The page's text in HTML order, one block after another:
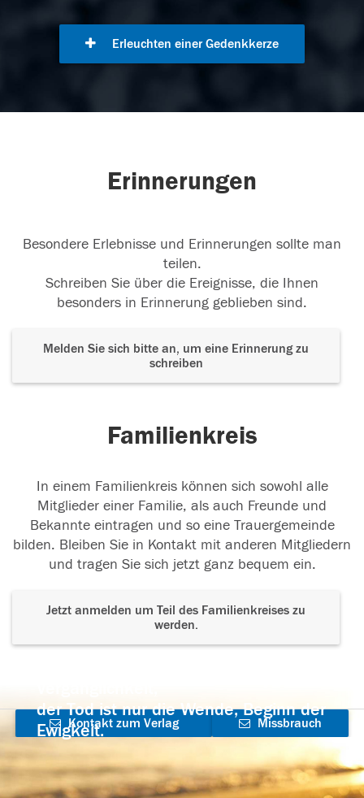
Erleuchten einer Gedenkkerze
Erinnerungen
Besondere Erlebnisse und Erinnerungen sollte man
teilen.
Schreiben Sie über die Ereignisse, die Ihnen
besonders in Erinnerung geblieben sind.
Melden Sie sich bitte an, um eine Erinnerung zu
schreiben
Familienkreis
In einem Familienkreis können sich sowohl alle
Mitglieder einer Familie, als auch Freunde und
Bekannte eintragen und so eine Trauergemeinde
bilden. Bleiben Sie in Kontakt mit anderen Mitgliedern
und tragen Sie sich jetzt ganz bequem ein.
Jetzt anmelden um Teil des Familienkreises zu
werden.
der Tod ist nur die Wende, Beginn der
Ewigkeit.
Kontakt zum Verlag
aufnehmen
Missbrauch